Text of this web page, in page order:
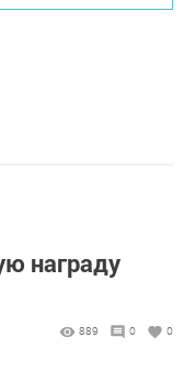
награду
889 0 0